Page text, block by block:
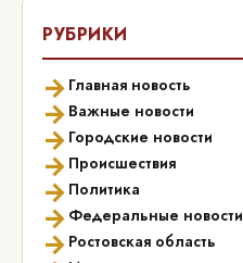
РУБРИКИ
→ Главная новость
→ Важные новости
→ Городские новости
→ Происшествия
→ Политика
→ Федеральные новости
→ Ростовская область